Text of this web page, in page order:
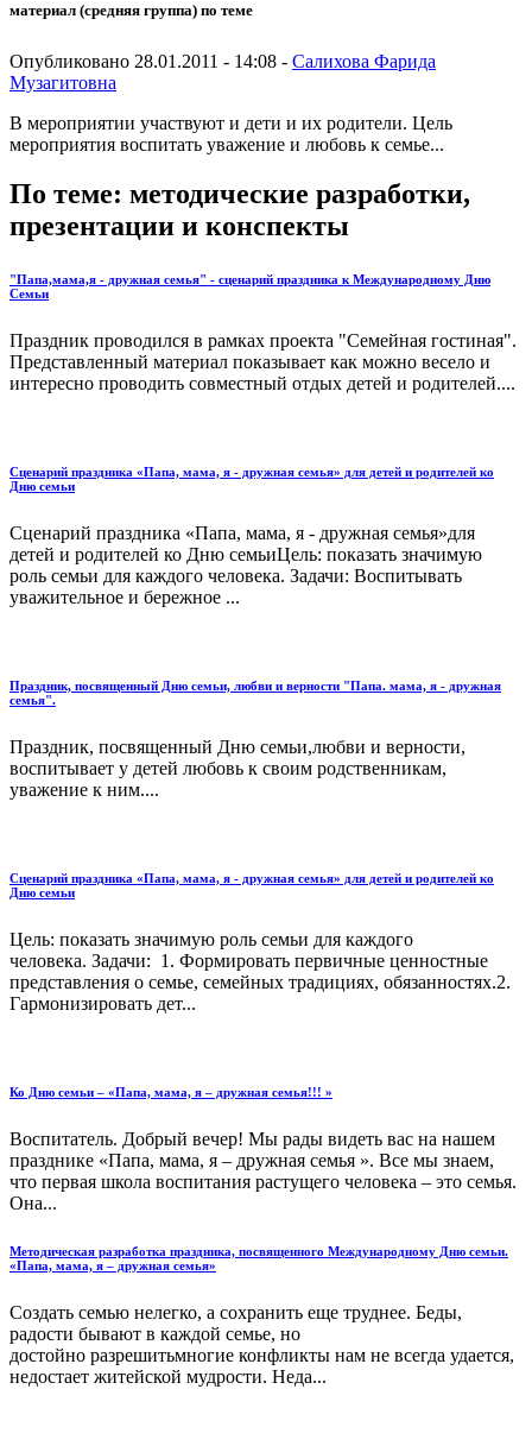
материал (средняя группа) по теме
Опубликовано 28.01.2011 - 14:08 - Салихова Фарида
Музагитовна
В мероприятии участвуют и дети и их родители. Цель
мероприятия воспитать уважение и любовь к семье...
По теме: методические разработки,
презентации и конспекты
"Папа,мама,я - дружная семья" - сценарий праздника к Международному Дню
Семьи
Праздник проводился в рамках проекта "Семейная гостиная".
Представленный материал показывает как можно весело и
интересно проводить совместный отдых детей и родителей....
Сценарий праздника «Папа, мама, я - дружная семья» для детей и родителей ко
Дню семьи
Сценарий праздника «Папа, мама, я - дружная семья»для
детей и родителей ко Дню семьиЦель: показать значимую
роль семьи для каждого человека. Задачи: Воспитывать
уважительное и бережное ...
Праздник, посвященный Дню семьи, любви и верности "Папа. мама, я - дружная
семья".
Праздник, посвященный Дню семьи,любви и верности,
воспитывает у детей любовь к своим родственникам,
уважение к ним....
Сценарий праздника «Папа, мама, я - дружная семья» для детей и родителей ко
Дню семьи
Цель: показать значимую роль семьи для каждого
человека. Задачи: 1. Формировать первичные ценностные
представления о семье, семейных традициях, обязанностях.2.
Гармонизировать дет...
Ко Дню семьи – «Папа, мама, я – дружная семья!!! »
Воспитатель. Добрый вечер! Мы рады видеть вас на нашем
празднике «Папа, мама, я – дружная семья ». Все мы знаем,
что первая школа воспитания растущего человека – это семья.
Она...
Методическая разработка праздника, посвященного Международному Дню семьи.
«Папа, мама, я – дружная семья»
Создать семью нелегко, а сохранить еще труднее. Беды,
радости бывают в каждой семье, но
достойно разрешитьмногие конфликты нам не всегда удается,
недостает житейской мудрости. Неда...